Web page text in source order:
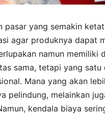
pasar yang semakin
agar produknya dapat
namun memiliki
sama, tetapi yang
Mana yang akan
pelindung, melainkan
kendala biaya